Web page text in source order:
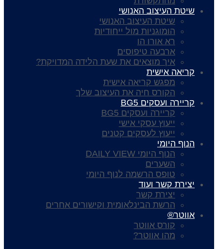
שיטת העיצוב האנושי
שיטת העיצוב האנושי
הומוגניות מול ייחודיות
רא אורו הו
ארבעה טיפוסים
איך מוצאים את שעת הלידה המדויקת?
קריאה אישית
מפגש קריאה אישית
הקורס חיה את העיצוב שלך
קריירה ועסקים BG5
קריירה ועסקים BG5
ייעוץ עסקי אישי
ייעוץ לעסקים קטנים
הנוף היומי
הנוף היומי DAILY VIEW
השערים
טופס הרשמה לנוף היומי
יצירת קשר ועוד
יצירת קשר
הרשת הבינלאומית וקישורים אחרים
אווטר®
קורס אווטר
מהו אווטר?